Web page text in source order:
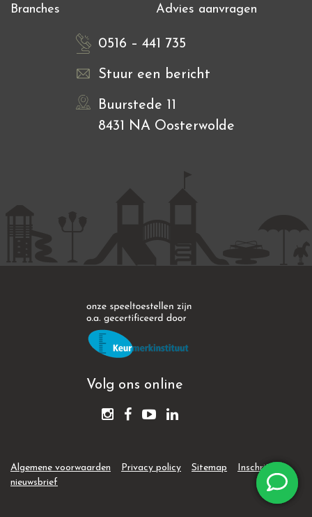
Branches
Advies aanvragen
0516 – 441 735
Stuur een bericht
Buurstede 11
8431 NA Oosterwolde
Volg ons online
Algemene voorwaarden Privacy policy Sitemap
Inschrijven
nieuwsbrief